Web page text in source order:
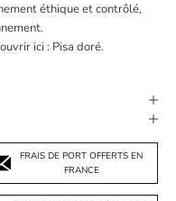
éthique et contrôlé,
ici : Pisa doré.
FRAIS DE PORT OFFERTS EN
FRANCE